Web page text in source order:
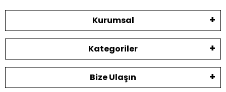
Kurumsal
Kategoriler
Bize Ulaşın